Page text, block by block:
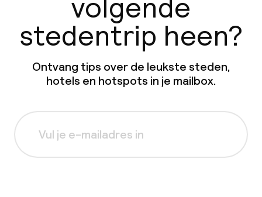
volgende
stedentrip heen?
Ontvang tips over de leukste steden,
hotels en hotspots in je mailbox.